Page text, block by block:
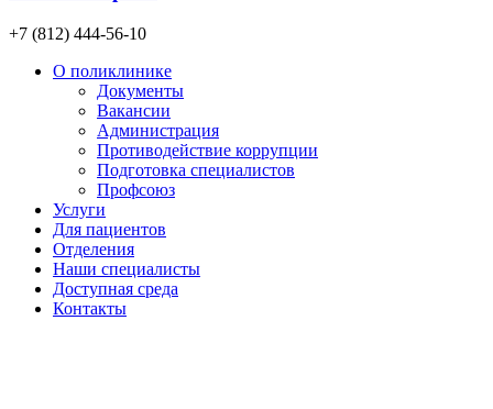
+7 (812) 444-56-10
О поликлинике
Документы
Вакансии
Администрация
Противодействие коррупции
Подготовка специалистов
Профсоюз
Услуги
Для пациентов
Отделения
Наши специалисты
Доступная среда
Контакты